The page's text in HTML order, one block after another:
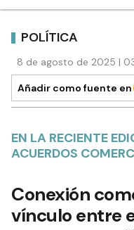
POLÍTICA
8 de agosto de 2025 |
Añadir como fuente en
EN LA RECIENTE
ACUERDOS
Conexión
vínculo entre